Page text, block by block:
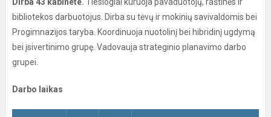
bibliotekos darbuotojus. Dirba su tėvų ir mokinių savivaldomis bei
Progimnazijos taryba. Koordinuoja nuotolinį bei hibridinį ugdymą
bei įsivertinimo grupę. Vadovauja strateginio planavimo darbo
grupei.
Darbo laikas